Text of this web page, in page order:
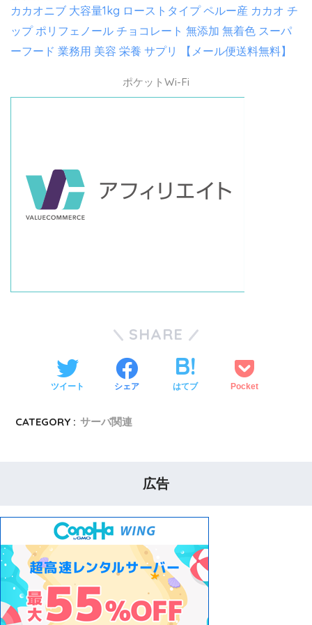
カカオニブ 大容量1kg ローストタイプ ペルー産 カカオ チ
ップ ポリフェノール チョコレート 無添加 無着色 スーパ
ーフード 業務用 美容 栄養 サプリ 【メール便送料無料】
ポケットWi-Fi
SHARE
ツイート シェア はてブ Pocket
CATEGORY : サーバ関連
広告